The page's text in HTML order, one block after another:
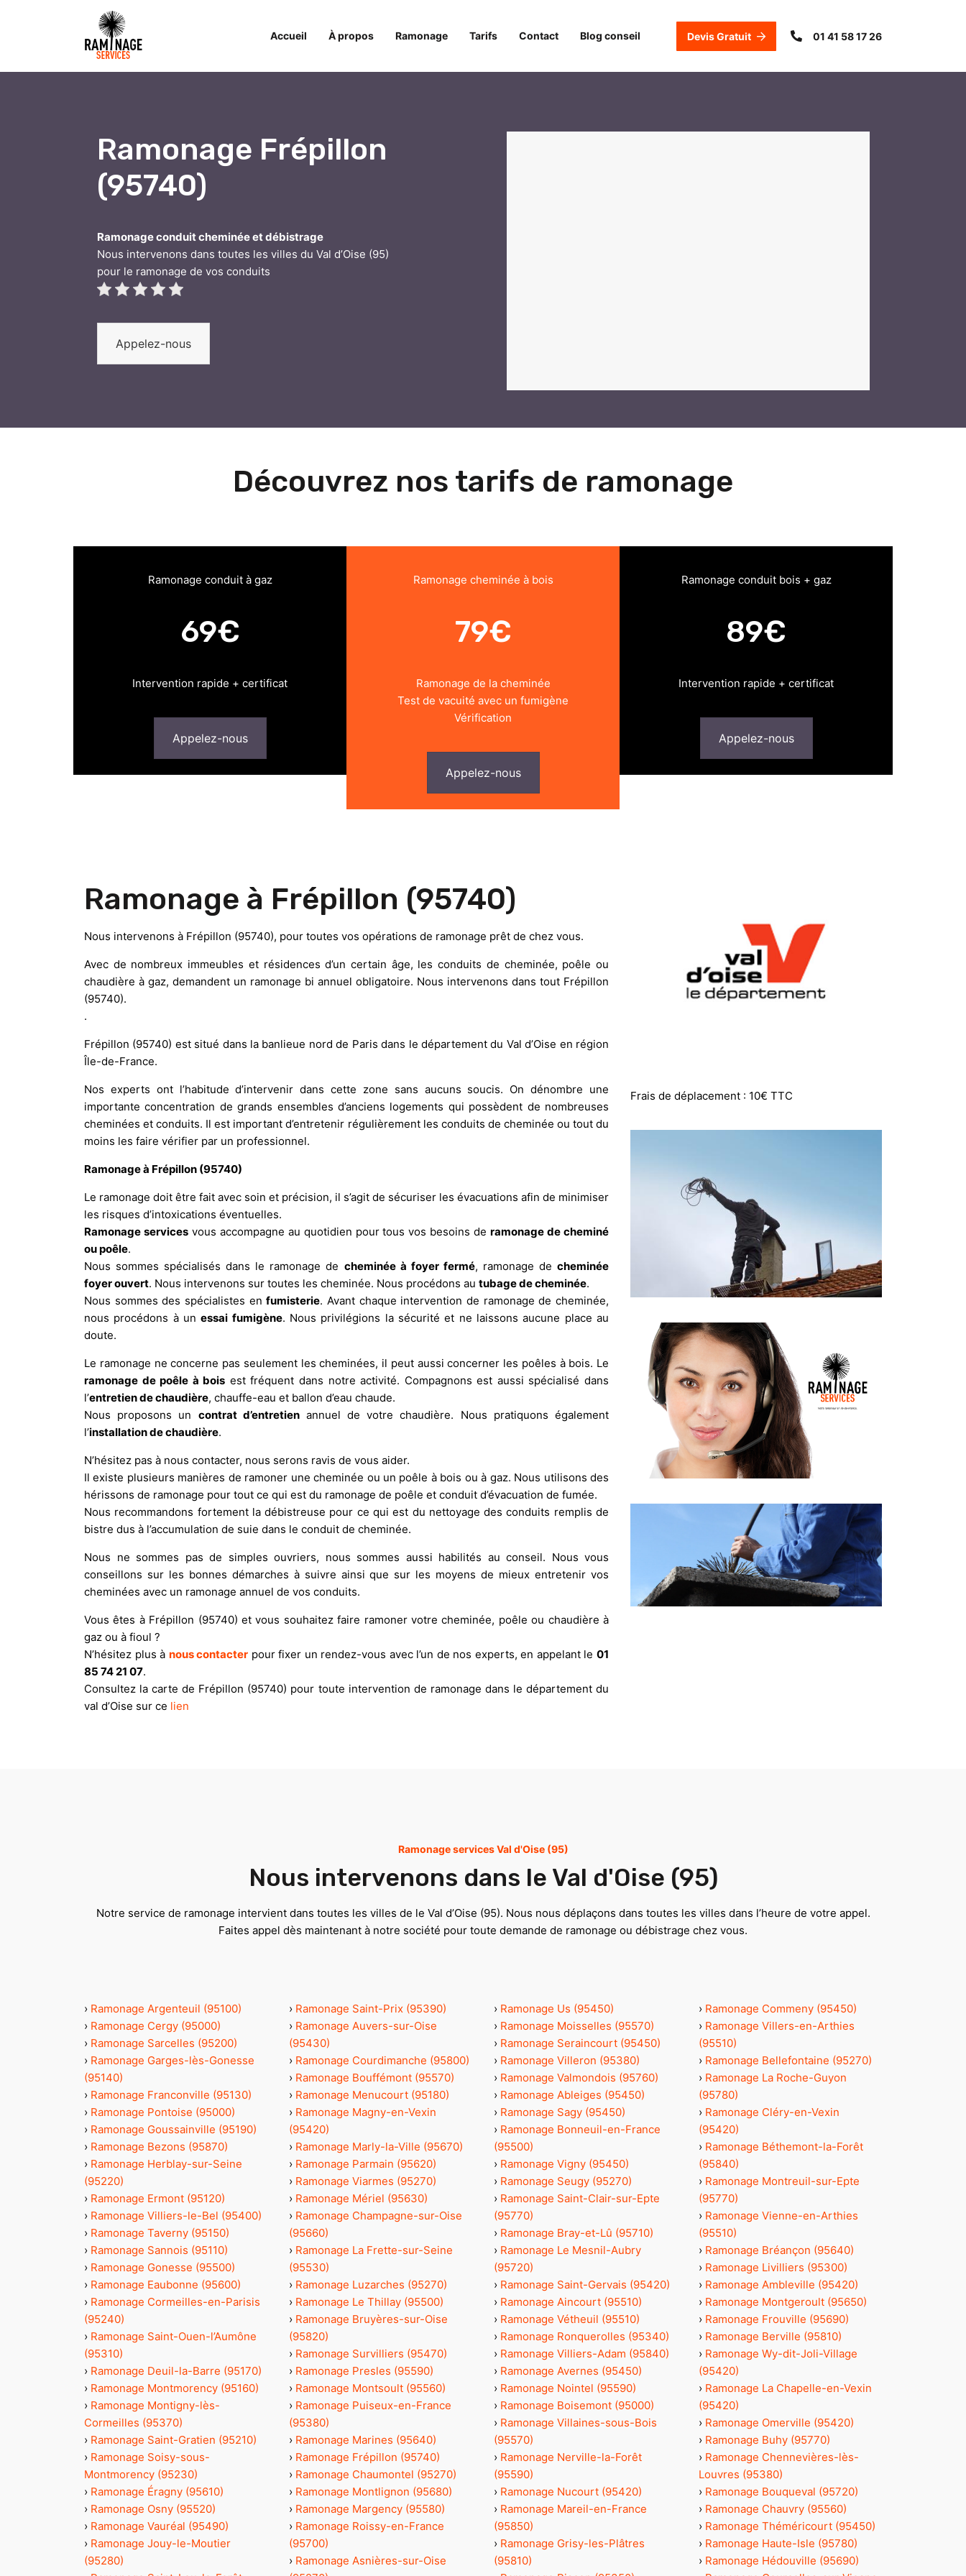
Accueil À propos Ramonage Tarifs Contact Blog conseil Devis Gratuit 01 41 58 17 26
Ramonage Frépillon
(95740)
Ramonage conduit cheminée et débistrage
Nous intervenons dans toutes les villes du Val d’Oise (95)
pour le ramonage de vos conduits
Appelez-nous
Découvrez nos tarifs de ramonage
Ramonage conduit à gaz
69€
Intervention rapide + certificat
Appelez-nous
Ramonage cheminée à bois
79€
Ramonage de la cheminée
Test de vacuité avec un fumigène
Vérification
Appelez-nous
Ramonage conduit bois + gaz
89€
Intervention rapide + certificat
Appelez-nous
Ramonage à Frépillon (95740)
Nous intervenons à Frépillon (95740), pour toutes vos opérations de ramonage prêt de chez vous.
Avec de nombreux immeubles et résidences d’un certain âge, les conduits de cheminée, poêle ou
chaudière à gaz, demandent un ramonage bi annuel obligatoire. Nous intervenons dans tout Frépillon
(95740).
.
Frépillon (95740) est situé dans la banlieue nord de Paris dans le département du Val d’Oise en région
Île-de-France.
Nos experts ont l’habitude d’intervenir dans cette zone sans aucuns soucis. On dénombre une
importante concentration de grands ensembles d’anciens logements qui possèdent de nombreuses
cheminées et conduits. Il est important d’entretenir régulièrement les conduits de cheminée ou tout du
moins les faire vérifier par un professionnel.
Ramonage à Frépillon (95740)
Le ramonage doit être fait avec soin et précision, il s’agit de sécuriser les évacuations afin de minimiser
les risques d’intoxications éventuelles.
Ramonage servicesvous accompagne au quotidien pour tous vos besoins deramonage de cheminé
ou poêle.
Nous sommes spécialisés dans le ramonage de cheminée à foyer fermé, ramonage decheminée
foyer ouvert. Nous intervenons sur toutes les cheminée. Nous procédons au tubage de cheminée.
Nous sommes des spécialistes enfumisterie. Avant chaque intervention de ramonage de cheminée,
nous procédons à unessai fumigène. Nous privilégions la sécurité et ne laissons aucune place au
doute.
Le ramonage ne concerne pas seulement les cheminées, il peut aussi concerner les poêles à bois. Le
ramonage de poêle à bois est fréquent dans notre activité. Compagnons est aussi spécialisé dans
l’entretien de chaudière, chauffe-eau et ballon d’eau chaude.
Nous proposons un contrat d’entretienannuel de votre chaudière. Nous pratiquons également
l’installation de chaudière.
N’hésitez pas à nous contacter, nous serons ravis de vous aider.
Il existe plusieurs manières de ramoner une cheminée ou un poêle à bois ou à gaz. Nous utilisons des
hérissons de ramonage pour tout ce qui est du ramonage de poêle et conduit d’évacuation de fumée.
Nous recommandons fortement la débistreuse pour ce qui est du nettoyage des conduits remplis de
bistre dus à l’accumulation de suie dans le conduit de cheminée.
Nous ne sommes pas de simples ouvriers, nous sommes aussi habilités au conseil. Nous vous
conseillons sur les bonnes démarches à suivre ainsi que sur les moyens de mieux entretenir vos
cheminées avec un ramonage annuel de vos conduits.
Vous êtes à Frépillon (95740) et vous souhaitez faire ramoner votre cheminée, poêle ou chaudière à
gaz ou à fioul ?
N’hésitez plus à nous contacter pour fixer un rendez-vous avec l’un de nos experts, en appelant le01
85 74 21 07.
Consultez la carte de Frépillon (95740) pour toute intervention de ramonage dans le département du
val d’Oise sur ce lien
Frais de déplacement : 10€ TTC
Ramonage services Val d'Oise (95)
Nous intervenons dans le Val d'Oise (95)
Notre service de ramonage intervient dans toutes les villes de le Val d’Oise (95). Nous nous déplaçons dans toutes les villes dans l’heure de votre appel.
Faites appel dès maintenant à notre société pour toute demande de ramonage ou débistrage chez vous.
› Ramonage Argenteuil (95100)
› Ramonage Cergy (95000)
› Ramonage Sarcelles (95200)
› Ramonage Garges-lès-Gonesse
(95140)
› Ramonage Franconville (95130)
› Ramonage Pontoise (95000)
› Ramonage Goussainville (95190)
› Ramonage Bezons (95870)
› Ramonage Herblay-sur-Seine
(95220)
› Ramonage Ermont (95120)
› Ramonage Villiers-le-Bel (95400)
› Ramonage Taverny (95150)
› Ramonage Sannois (95110)
› Ramonage Gonesse (95500)
› Ramonage Eaubonne (95600)
› Ramonage Cormeilles-en-Parisis
(95240)
› Ramonage Saint-Ouen-l’Aumône
(95310)
› Ramonage Deuil-la-Barre (95170)
› Ramonage Montmorency (95160)
› Ramonage Montigny-lès-
Cormeilles (95370)
› Ramonage Saint-Gratien (95210)
› Ramonage Soisy-sous-
Montmorency (95230)
› Ramonage Éragny (95610)
› Ramonage Osny (95520)
› Ramonage Vauréal (95490)
› Ramonage Jouy-le-Moutier
(95280)
› Ramonage Saint-Prix (95390)
› Ramonage Auvers-sur-Oise
(95430)
› Ramonage Courdimanche (95800)
› Ramonage Bouffémont (95570)
› Ramonage Menucourt (95180)
› Ramonage Magny-en-Vexin
(95420)
› Ramonage Marly-la-Ville (95670)
› Ramonage Parmain (95620)
› Ramonage Viarmes (95270)
› Ramonage Mériel (95630)
› Ramonage Champagne-sur-Oise
(95660)
› Ramonage La Frette-sur-Seine
(95530)
› Ramonage Luzarches (95270)
› Ramonage Le Thillay (95500)
› Ramonage Bruyères-sur-Oise
(95820)
› Ramonage Survilliers (95470)
› Ramonage Presles (95590)
› Ramonage Montsoult (95560)
› Ramonage Puiseux-en-France
(95380)
› Ramonage Marines (95640)
› Ramonage Frépillon (95740)
› Ramonage Chaumontel (95270)
› Ramonage Montlignon (95680)
› Ramonage Margency (95580)
› Ramonage Roissy-en-France
(95700)
› Ramonage Asnières-sur-Oise
› Ramonage Us (95450)
› Ramonage Moisselles (95570)
› Ramonage Seraincourt (95450)
› Ramonage Villeron (95380)
› Ramonage Valmondois (95760)
› Ramonage Ableiges (95450)
› Ramonage Sagy (95450)
› Ramonage Bonneuil-en-France
(95500)
› Ramonage Vigny (95450)
› Ramonage Seugy (95270)
› Ramonage Saint-Clair-sur-Epte
(95770)
› Ramonage Bray-et-Lû (95710)
› Ramonage Le Mesnil-Aubry
(95720)
› Ramonage Saint-Gervais (95420)
› Ramonage Aincourt (95510)
› Ramonage Vétheuil (95510)
› Ramonage Ronquerolles (95340)
› Ramonage Villiers-Adam (95840)
› Ramonage Avernes (95450)
› Ramonage Nointel (95590)
› Ramonage Boisemont (95000)
› Ramonage Villaines-sous-Bois
(95570)
› Ramonage Nerville-la-Forêt
(95590)
› Ramonage Nucourt (95420)
› Ramonage Mareil-en-France
(95850)
› Ramonage Grisy-les-Plâtres
(95810)
› Ramonage Commeny (95450)
› Ramonage Villers-en-Arthies
(95510)
› Ramonage Bellefontaine (95270)
› Ramonage La Roche-Guyon
(95780)
› Ramonage Cléry-en-Vexin
(95420)
› Ramonage Béthemont-la-Forêt
(95840)
› Ramonage Montreuil-sur-Epte
(95770)
› Ramonage Vienne-en-Arthies
(95510)
› Ramonage Bréançon (95640)
› Ramonage Livilliers (95300)
› Ramonage Ambleville (95420)
› Ramonage Montgeroult (95650)
› Ramonage Frouville (95690)
› Ramonage Berville (95810)
› Ramonage Wy-dit-Joli-Village
(95420)
› Ramonage La Chapelle-en-Vexin
(95420)
› Ramonage Omerville (95420)
› Ramonage Buhy (95770)
› Ramonage Chennevières-lès-
Louvres (95380)
› Ramonage Bouqueval (95720)
› Ramonage Chauvry (95560)
› Ramonage Théméricourt (95450)
› Ramonage Haute-Isle (95780)
› Ramonage Hédouville (95690)